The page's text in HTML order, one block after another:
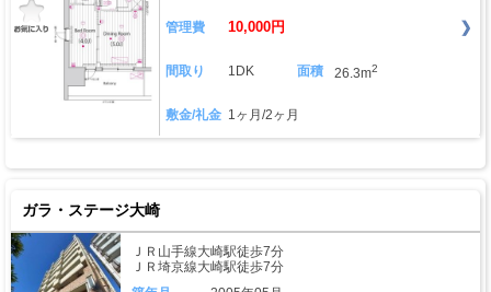
管理費 10,000円
間取り 1DK 面積 26.3m2
敷金/礼金 1ヶ月/2ヶ月
ガラ・ステージ大崎
ＪＲ山手線大崎駅徒歩7分
ＪＲ埼京線大崎駅徒歩7分